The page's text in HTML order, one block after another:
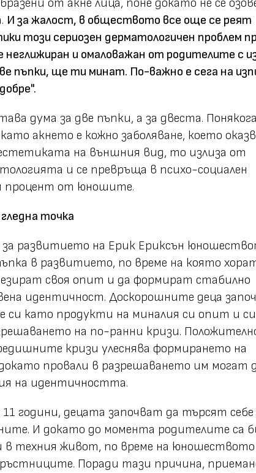
от акне лица, поне докато не се
И за жалост, в обществото все още се реят
този сериозен дерматологичен проблем
и омаловажан от родителите с
пъпки, ще ти минат. По-важно е сега на
дума за две пъпки, а за двеста.
акнето е кожно заболяване, което
на външния вид, то излиза от
и се превръща в психо-социален
процент от юношите.
точка
развитието на Ерик Ериксън
в развитието, по време на която
своя опит и да формират стабилно
идентичност. Доскорошните деца
си като продукти на миналия си опит и
на по-ранни кризи.
кризи улеснява формирането на
провали в разрешаването им могат
на идентичността.
11 години, децата започват да търсят себе
И докато до момента родителите са
в техния живот, по време на
Поради тази причина,